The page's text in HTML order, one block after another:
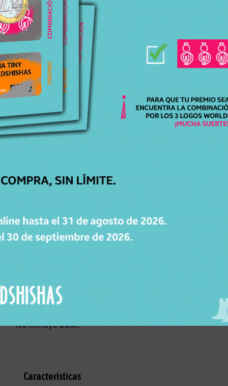
base de cristal de bohemia Caesar
conjunto esté a la altura tanto en rendimiento
como en estética. Las bases de bohemia,
además de aportar presencia, encajan
perfectamente con la filosofía de calidad y
exclusividad que rodea a Regal.
Como detalle adicional, la marca ofrece la
posibilidad de añadir como accesorio extra su
cachimbas de todo el mundo. Este plato, que se
de elegancia único y convierte el setup en una
auténtica pieza de exposición, reforzando aún
· Mástil Regal Bishop Metallic
· Plato plano Regal
No incluye base.
Características